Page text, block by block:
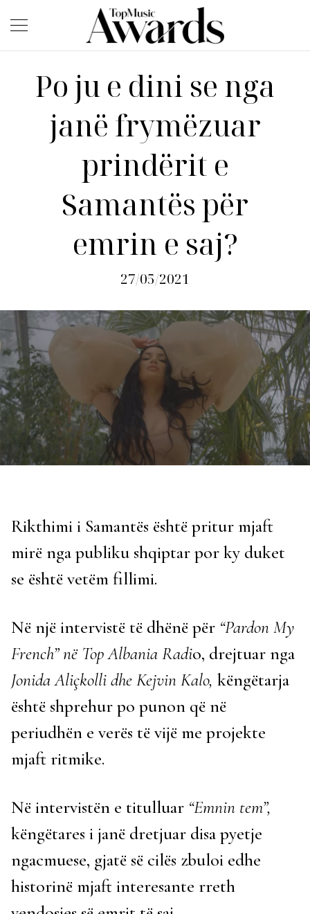
Po ju e dini se nga
janë frymëzuar
prindërit e
Samantës për
emrin e saj?
27/05/2021
Rikthimi i Samantës është pritur mjaft
mirë nga publiku shqiptar por ky duket
se është vetëm fillimi.
Në një intervistë të dhënë për “Pardon My
French” në Top Albania Radio, drejtuar nga
Jonida Aliçkolli dhe Kejvin Kalo, këngëtarja
është shprehur po punon që në
periudhën e verës të vijë me projekte
mjaft ritmike.
Në intervistën e titulluar “Emnin tem”,
këngëtares i janë dretjuar disa pyetje
ngacmuese, gjatë së cilës zbuloi edhe
historinë mjaft interesante rreth